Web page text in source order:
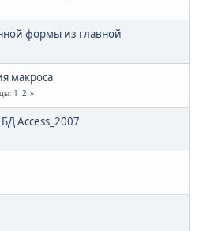
формы из главной
макроса
1 2
Access_2007